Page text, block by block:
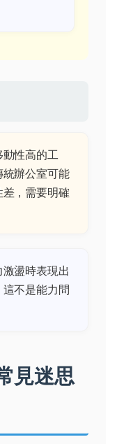
性高的工
辦公室可能
，需要明確
盪時表現出
不是能力問
見迷思